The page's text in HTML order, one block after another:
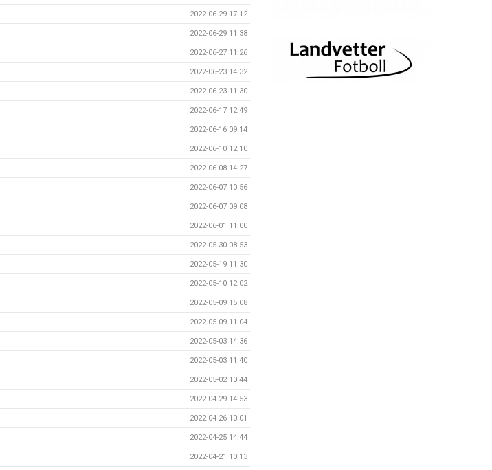
2022-06-29 17:12
2022-06-29 11:38
2022-06-27 11:26
2022-06-23 14:32
2022-06-23 11:30
2022-06-17 12:49
2022-06-16 09:14
2022-06-10 12:10
2022-06-08 14:27
2022-06-07 10:56
2022-06-07 09:08
2022-06-01 11:00
2022-05-30 08:53
2022-05-19 11:30
2022-05-10 12:02
2022-05-09 15:08
2022-05-09 11:04
2022-05-03 14:36
2022-05-03 11:40
2022-05-02 10:44
2022-04-29 14:53
2022-04-26 10:01
2022-04-25 14:44
2022-04-21 10:13